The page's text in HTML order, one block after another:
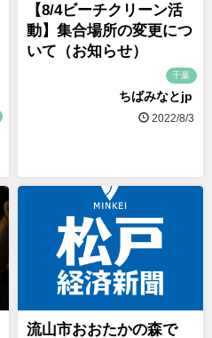
【8/4ビーチクリーン活
動】集合場所の変更につ
いて（お知らせ）
千葉
ちばみなとjp
2022/8/3
流山市おおたかの森で